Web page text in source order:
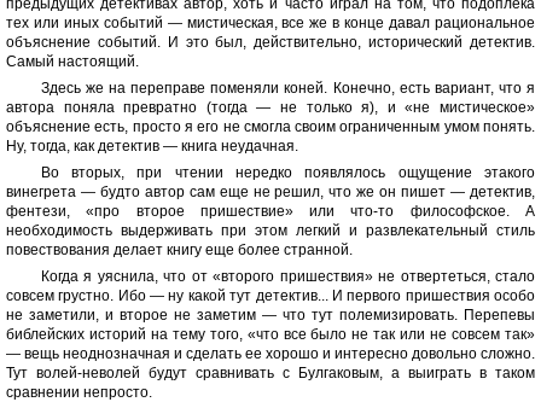
тех или иных событий — мистическая, все же в конце давал рациональное
объяснение событий. И это был, действительно, исторический детектив.
Самый настоящий.
Здесь же на переправе поменяли коней. Конечно, есть вариант, что я
автора поняла превратно (тогда — не только я), и «не мистическое»
объяснение есть, просто я его не смогла своим ограниченным умом понять.
Ну, тогда, как детектив — книга неудачная.
Во вторых, при чтении нередко появлялось ощущение этакого
винегрета — будто автор сам еще не решил, что же он пишет — детектив,
фентези, «про второе пришествие» или что-то философское. А
необходимость выдерживать при этом легкий и развлекательный стиль
повествования делает книгу еще более странной.
Когда я уяснила, что от «второго пришествия» не отвертеться, стало
совсем грустно. Ибо — ну какой тут детектив... И первого пришествия особо
не заметили, и второе не заметим — что тут полемизировать. Перепевы
библейских историй на тему того, «что все было не так или не совсем так»
— вещь неоднозначная и сделать ее хорошо и интересно довольно сложно.
Тут волей-неволей будут сравнивать с Булгаковым, а выиграть в таком
сравнении непросто.